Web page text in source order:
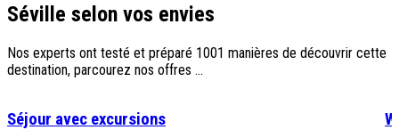
Séville selon vos envies
Nos experts ont testé et préparé 1001 manières de découvrir cette
destination, parcourez nos offres ...
Séjour avec excursions